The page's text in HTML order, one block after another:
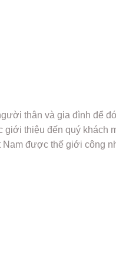
thân và gia đình để
giới thiệu đến quý khách
Nam được thế giới công